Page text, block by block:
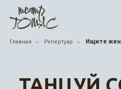
Главная → Репертуар → Ищите